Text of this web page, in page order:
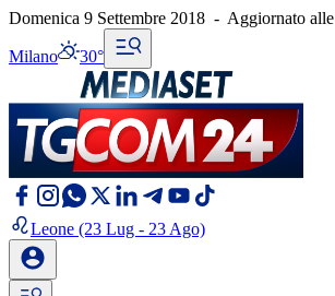
Domenica 9 Settembre 2018 - Aggiornato alle
Milano 30°
Leone (23 Lug - 23 Ago)